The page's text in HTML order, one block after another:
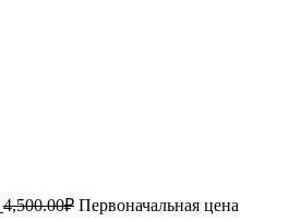
4,500.00₽ Первоначальная цена